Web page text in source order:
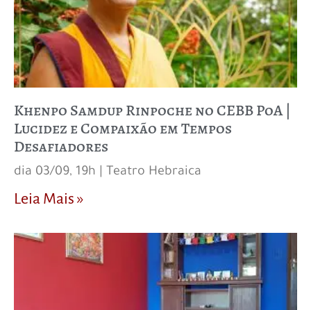
Khenpo Samdup Rinpoche no CEBB PoA |
Lucidez e Compaixão em Tempos
Desafiadores
dia 03/09, 19h | Teatro Hebraica
Leia Mais »